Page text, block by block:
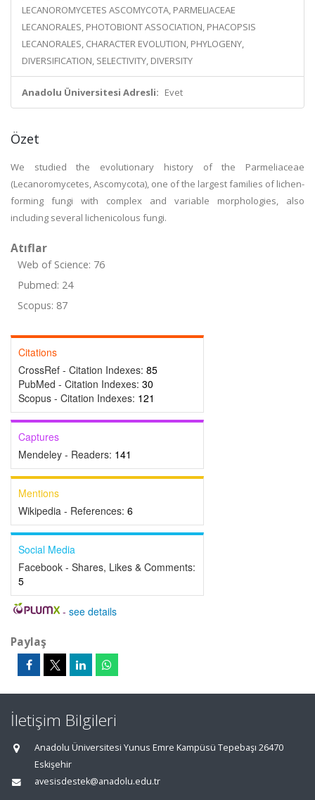
LECANOROMYCETES ASCOMYCOTA, PARMELIACEAE
LECANORALES, PHOTOBIONT ASSOCIATION, PHACOPSIS
LECANORALES, CHARACTER EVOLUTION, PHYLOGENY,
DIVERSIFICATION, SELECTIVITY, DIVERSITY
Anadolu Üniversitesi Adresli: Evet
Özet
We studied the evolutionary history of the Parmeliaceae
(Lecanoromycetes, Ascomycota), one of the largest families of lichen-
forming fungi with complex and variable morphologies, also
including several lichenicolous fungi.
Atıflar
Web of Science: 76
Pubmed: 24
Scopus: 87
Citations
CrossRef - Citation Indexes: 85
PubMed - Citation Indexes: 30
Scopus - Citation Indexes: 121
Captures
Mendeley - Readers: 141
Mentions
Wikipedia - References: 6
Social Media
Facebook - Shares, Likes & Comments:
5
- see details
Paylaş
İletişim Bilgileri
Anadolu Üniversitesi Yunus Emre Kampüsü Tepebaşı 26470
Eskişehir
avesisdestek@anadolu.edu.tr